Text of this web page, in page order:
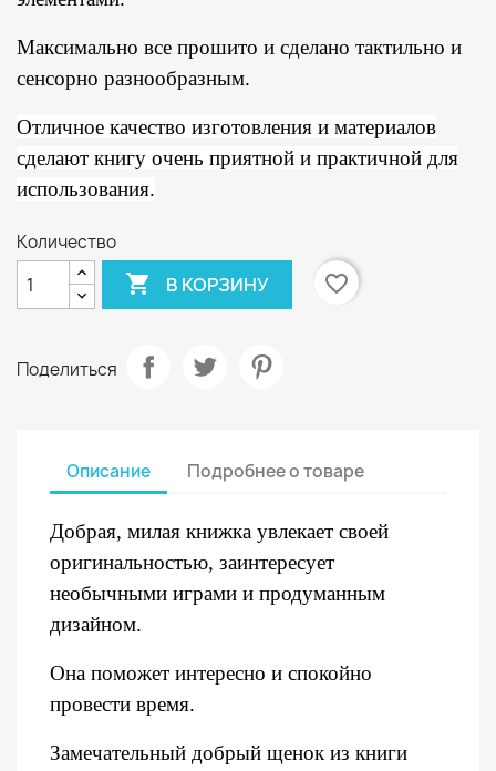
Максимально все прошито и сделано тактильно и
сенсорно разнообразным.
Отличное качество изготовления и материалов
сделают книгу очень приятной и практичной для
использования.
Количество
 В КОРЗИНУ favorite_border
Поделиться
Описание Подробнее о товаре
Добрая, милая книжка увлекает своей
оригинальностью, заинтересует
необычными играми и продуманным
дизайном.
Она поможет интересно и спокойно
провести время.
Замечательный добрый щенок из книги